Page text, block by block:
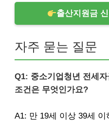
출산지원금
자주 묻는 질문
Q1: 중소기업청년 전세
조건은 무엇인가요?
A1: 만 19세 이상 39세